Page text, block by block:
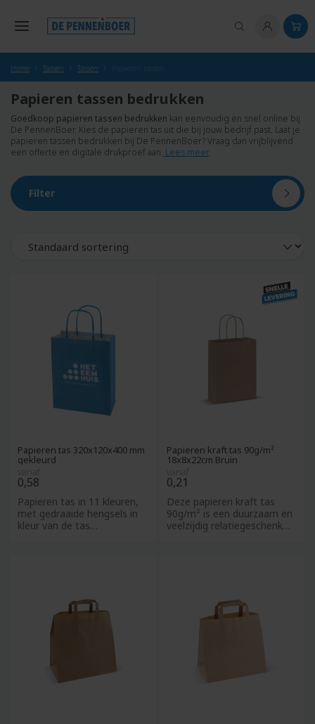
Home Tassen Tassen
Papieren tassen bedrukken
Goedkoop papieren tassen bedrukken kan eenvoudig en snel online bij
De PennenBoer. Kies de papieren tas uit die bij jouw bedrijf past. Laat je
papieren tassen bedrukken bij De PennenBoer? Vraag dan vrijblijvend
een offerte en digitale drukproef aan. Lees meer
Filter
Papieren tas 320x120x400 mm
gekleurd
0,58
Papieren tas in 11 kleuren,
met gedraaide hengsels in
kleur van de tas
Papieren kraft tas 90g/m²
18x8x22cm Bruin
0,21
Deze papieren kraft tas
90g/m² is een duurzaam en
veelzijdig relatiegeschenk